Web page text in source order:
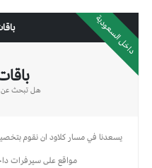
داخل السعودية
هل تبحث
يسعدنا في مسار كلاود ان نقوم
مواقع على سيرفرات